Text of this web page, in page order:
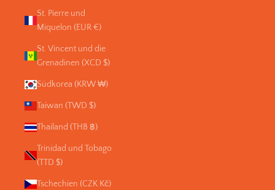
St. Pierre und
Miquelon (EUR €)
St. Vincent und die
Grenadinen (XCD $)
Südkorea (KRW ₩)
Taiwan (TWD $)
Thailand (THB ฿)
Trinidad und Tobago
(TTD $)
Tschechien (CZK Kč)